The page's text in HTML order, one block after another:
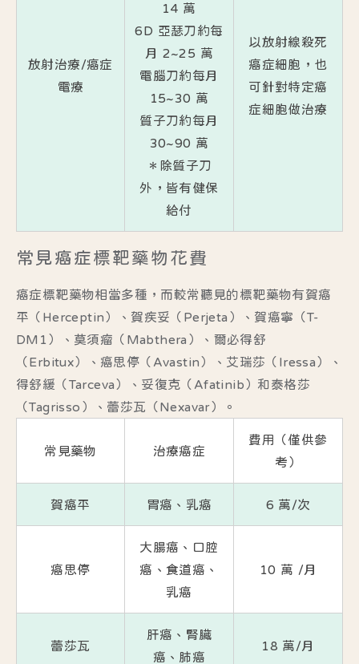
放射治療/癌症
電療
14 萬
6D 亞瑟刀約每
月 2~25 萬
電腦刀約每月
15~30 萬
質子刀約每月
30~90 萬
＊除質子刀
外，皆有健保
給付
以放射線殺死
癌症細胞，也
可針對特定癌
症細胞做治療
常見癌症標靶藥物花費
癌症標靶藥物相當多種，而較常聽見的標靶藥物有賀癌
平（Herceptin）、賀疾妥（Perjeta）、賀癌寧（T-
DM1）、莫須瘤（Mabthera）、爾必得舒
（Erbitux）、癌思停（Avastin）、艾瑞莎（Iressa）、
得舒緩（Tarceva）、妥復克（Afatinib）和泰格莎
（Tagrisso）、蕾莎瓦（Nexavar）。
常見藥物 治療癌症
費用（僅供參
考）
賀癌平 胃癌、乳癌 6 萬/次
癌思停
大腸癌、口腔
癌、食道癌、
乳癌
10 萬 /月
蕾莎瓦
肝癌、腎臟
癌、肺癌
18 萬/月